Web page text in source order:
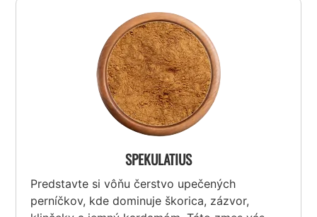
SPEKULATIUS
Predstavte si vôňu čerstvo upečených
perníčkov, kde dominuje škorica, zázvor,